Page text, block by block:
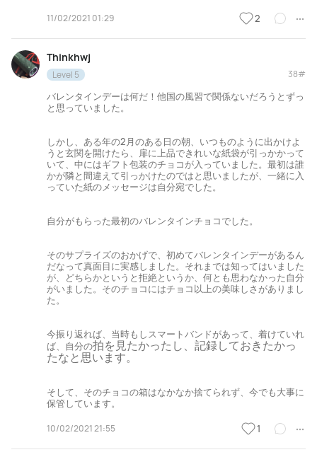
11/02/2021 01:29 2
Thinkhwj
Level 5 38#
バレンタインデーは何だ！他国の風習で関係ないだろうとずっ
と思っていました。
しかし、ある年の2月のある日の朝、いつものように出かけよ
うと玄関を開けたら、扉に上品できれいな紙袋が引っかかって
いて、中にはギフト包装のチョコが入っていました。最初は誰
かが隣と間違えて引っかけたのではと思いましたが、一緒に入
っていた紙のメッセージは自分宛でした。
自分がもらった最初のバレンタインチョコでした。
そのサプライズのおかげで、初めてバレンタインデーがあるん
だなって真面目に実感しました。それまでは知ってはいました
が、どちらかというと拒絶というか、何とも思わなかった自分
がいました。そのチョコにはチョコ以上の美味しさがありまし
た。
今振り返れば、当時もしスマートバンドがあって、着けていれ
ば、自分の拍を見たかったし、記録しておきたかっ
たなと思います。
そして、そのチョコの箱はなかなか捨てられず、今でも大事に
保管しています。
10/02/2021 21:55 1